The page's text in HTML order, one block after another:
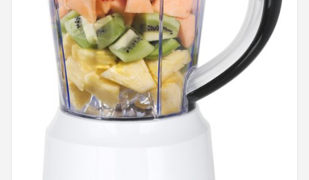
Magimix
Braun
Bartscher